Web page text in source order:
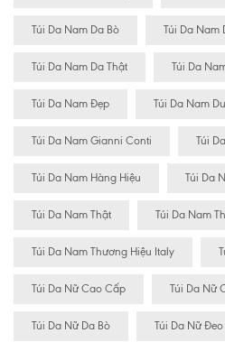
Túi Da Nam Da Bò Túi Da Nam
Túi Da Nam Da Thật Túi Da
Túi Da Nam Đẹp Túi Da Nam
Túi Da Nam Gianni Conti Túi
Túi Da Nam Hàng Hiệu Túi Da
Túi Da Nam Thật Túi Da Nam
Túi Da Nam Thương Hiệu Italy
Túi Da Nữ Cao Cấp Túi Da Nữ
Túi Da Nữ Da Bò Túi Da Nữ